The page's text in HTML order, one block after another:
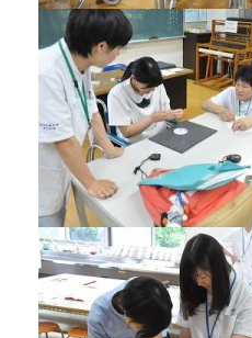
受付フ
ア
twitter